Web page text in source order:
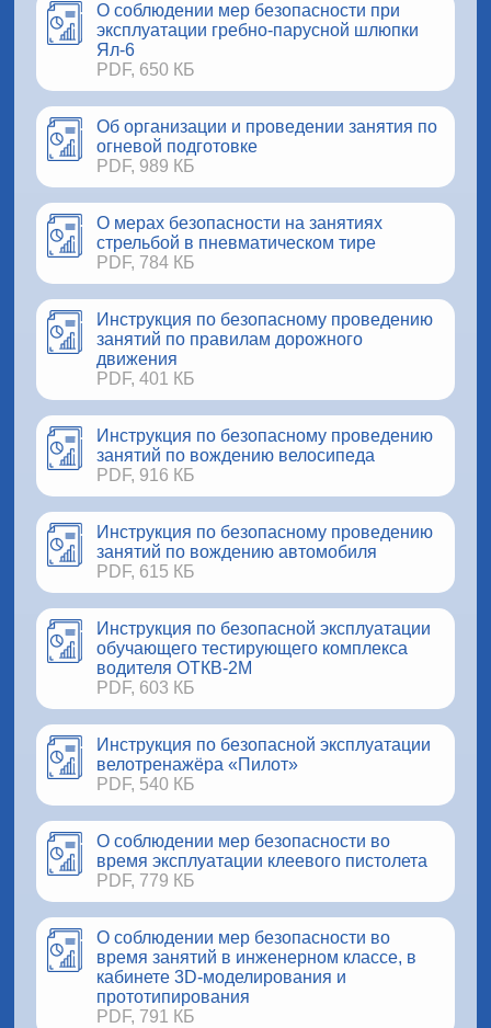
О соблюдении мер безопасности при
эксплуатации гребно-парусной шлюпки
Ял-6
PDF, 650 КБ
Об организации и проведении занятия по
огневой подготовке
PDF, 989 КБ
О мерах безопасности на занятиях
стрельбой в пневматическом тире
PDF, 784 КБ
Инструкция по безопасному проведению
занятий по правилам дорожного
движения
PDF, 401 КБ
Инструкция по безопасному проведению
занятий по вождению велосипеда
PDF, 916 КБ
Инструкция по безопасному проведению
занятий по вождению автомобиля
PDF, 615 КБ
Инструкция по безопасной эксплуатации
обучающего тестирующего комплекса
водителя ОТКВ-2М
PDF, 603 КБ
Инструкция по безопасной эксплуатации
велотренажёра «Пилот»
PDF, 540 КБ
О соблюдении мер безопасности во
время эксплуатации клеевого пистолета
PDF, 779 КБ
О соблюдении мер безопасности во
время занятий в инженерном классе, в
кабинете 3D-моделирования и
прототипирования
PDF, 791 КБ